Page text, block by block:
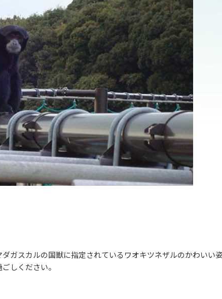
ガスカルの国獣に指定されているワオキツネザルのかわいい
しください。